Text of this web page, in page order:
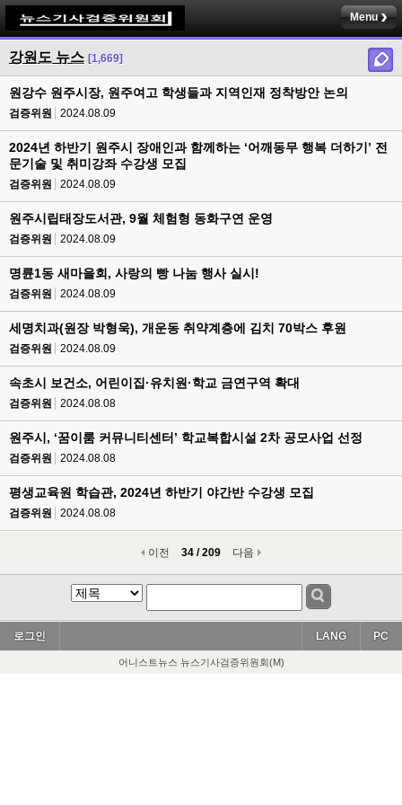
Menu
강원도 뉴스 [1,669]
원강수 원주시장, 원주여고 학생들과 지역인재 정착방안 논의
검증위원 2024.08.09
2024년 하반기 원주시 장애인과 함께하는 ‘어깨동무 행복 더하기’ 전
문기술 및 취미강좌 수강생 모집
검증위원 2024.08.09
원주시립태장도서관, 9월 체험형 동화구연 운영
검증위원 2024.08.09
명륜1동 새마을회, 사랑의 빵 나눔 행사 실시!
검증위원 2024.08.09
세명치과(원장 박형욱), 개운동 취약계층에 김치 70박스 후원
검증위원 2024.08.09
속초시 보건소, 어린이집·유치원·학교 금연구역 확대
검증위원 2024.08.08
원주시, ‘꿈이룸 커뮤니티센터’ 학교복합시설 2차 공모사업 선정
검증위원 2024.08.08
평생교육원 학습관, 2024년 하반기 야간반 수강생 모집
검증위원 2024.08.08
이전 34 / 209 다음
로그인 PC
LANG
어니스트뉴스 뉴스기사검증위원회(M)